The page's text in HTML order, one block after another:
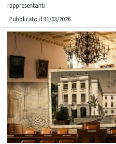
rappresentanti
Pubblicato il 31/03/2026